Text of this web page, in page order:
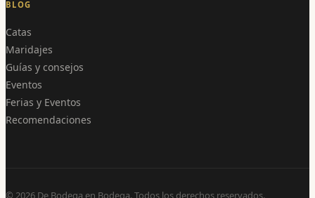
BLOG
Catas
Maridajes
Guías y consejos
Eventos
Ferias y Eventos
Recomendaciones
© 2026 De Bodega en Bodega. Todos los derechos reservados.